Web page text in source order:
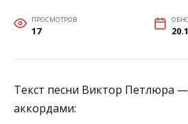
ПРОСМОТРОВ
17
Текст песни Виктор Петлюра
аккордами: